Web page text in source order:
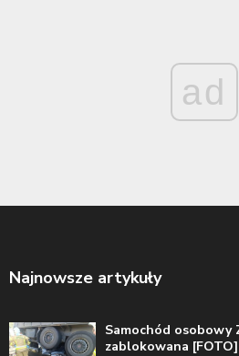
ad
Najnowsze artykuły
Samochód osobowy
zablokowana [FOTO]